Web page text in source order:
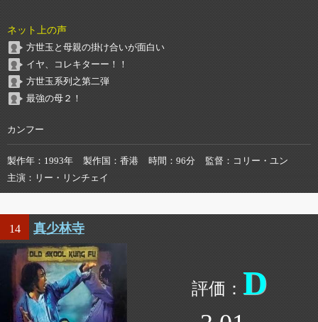
ネット上の声
方世玉と母親の掛け合いが面白い
イヤ、コレキターー！！
方世玉系列之第二弾
最強の母２！
カンフー
製作年 1993年 製作国 香港 時間 96分 監督
コリー・ユン
主演
リー・リンチェイ
14 真少林寺
D